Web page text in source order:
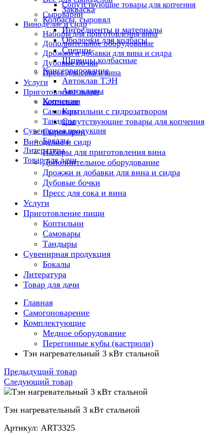
Сопутствующие товары для копчения
Сыроварни
Виноделие и сидр
Наборы для приготовления вина
Дополнительное оборудование
Дрожжи и добавки для вина и сидра
Дубовые бочки
Пресс для сока и вина
Услуги
Приготовление пищи
Коптильни
Самовары
Тандыры
Сувенирная продукция
Бокалы
Литература
Товар для дачи
Закваска
Колбасы, сыровял
Ингредиенты и материалы
Оболочки для колбасы
Специи
Шприцы колбасные
Консервирование
Автоклав ТЭН
Автоклавы
Копчение
Коптильни с гидрозатвором
Сопутствующие товары для копчения
Сыроварни
Виноделие и сидр
Наборы для приготовления вина
Дополнительное оборудование
Дрожжи и добавки для вина и сидра
Дубовые бочки
Пресс для сока и вина
Услуги
Приготовление пищи
Коптильни
Самовары
Тандыры
Сувенирная продукция
Бокалы
Литература
Товар для дачи
Главная
Самогоноварение
Комплектующие
Медное оборудование
Перегонные кубы (кастрюли)
Тэн нагревательный 3 кВт стальной
Предыдущий товар
Следующий товар
Тэн нагревательный 3 кВт стальной
Артикул: ART3325